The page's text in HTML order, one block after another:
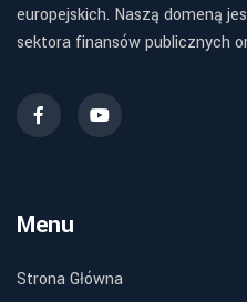
europejskich. Naszą domeną
sektora finansów publicznych
Menu
Strona Główna